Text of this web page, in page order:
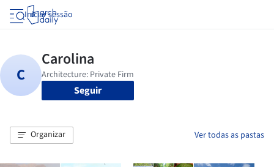
Iniciar sessão
Seguir
Organizar Ver todas as pastas